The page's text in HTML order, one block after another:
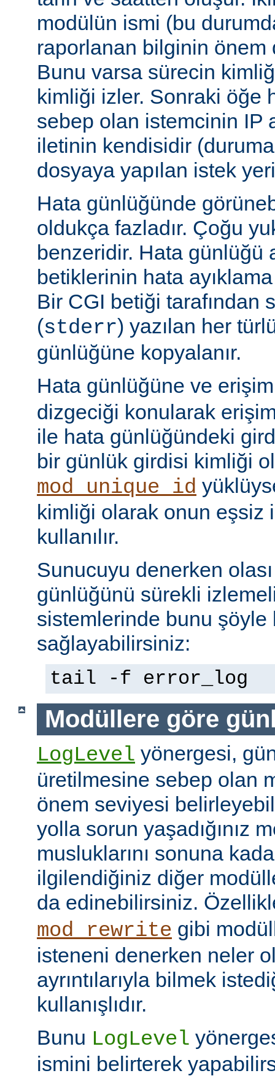
modülün ismi (bu
raporlanan bilginin önem
Bunu varsa sürecin
kimliği izler. Sonraki öğe
sebep olan istemcinin IP
iletinin kendisidir (duruma
dosyaya yapılan istek
Hata günlüğünde
oldukça fazladır. Çoğu
benzeridir. Hata günlüğü
betiklerinin hata ayıklama
Bir CGI betiği tarafından
(stderr) yazılan her
günlüğüne kopyalanır.
Hata günlüğüne ve
dizgeciği konularak
ile hata günlüğündeki
bir günlük girdisi kimliği
mod_unique_id
kimliği olarak onun eşsiz
kullanılır.
Sunucuyu denerken
günlüğünü sürekli
sistemlerinde bunu şöyle
sağlayabilirsiniz:
tail -f error_log
Modüllere göre
LogLevel yönergesi,
üretilmesine sebep olan
önem seviyesi
yolla sorun yaşadığınız
musluklarını sonuna
ilgilendiğiniz diğer
da edinebilirsiniz.
mod_rewrite gibi
isteneni denerken neler
ayrıntılarıyla bilmek
kullanışlıdır.
Bunu LogLevel
ismini belirterek